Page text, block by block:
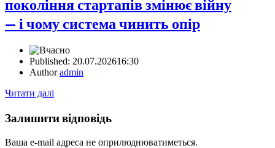
покоління стартапів змінює війну
— і чому система чинить опір
Published: 20.07.202616:30
Authoradmin
Читати далі
Залишити відповідь
Ваша e-mail адреса не оприлюднюватиметься.